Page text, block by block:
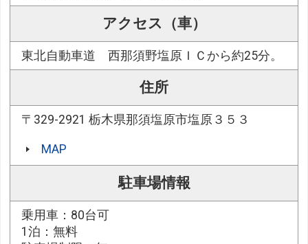
アクセス（車）
東北自動車道 西那須野塩原ＩＣから約25分。
住所
〒329-2921 栃木県那須塩原市塩原３５３
MAP
駐車場情報
乗用車：80台可
1泊：無料